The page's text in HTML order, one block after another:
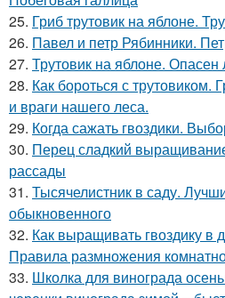
25. Гриб трутовик на яблоне.
26. Павел и петр Рябинники.
27. Трутовик на яблоне. Опасен
28. Как бороться с трутовиком.
и враги нашего леса.
29. Когда сажать гвоздики.
30. Перец сладкий
рассады
31. Тысячелистник в саду.
обыкновенного
32. Как выращивать гвоздику в
Правила размножения
33. Школка для винограда